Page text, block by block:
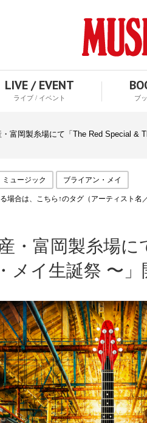
LIVE / EVENT
ライブ / イベント ブ
富岡製糸場にて「The Red Special &
ミュージック ブライアン・メイ
場合は、こちら↑のタグ（アーティスト名
・富岡製糸場に
メイ生誕祭 〜」